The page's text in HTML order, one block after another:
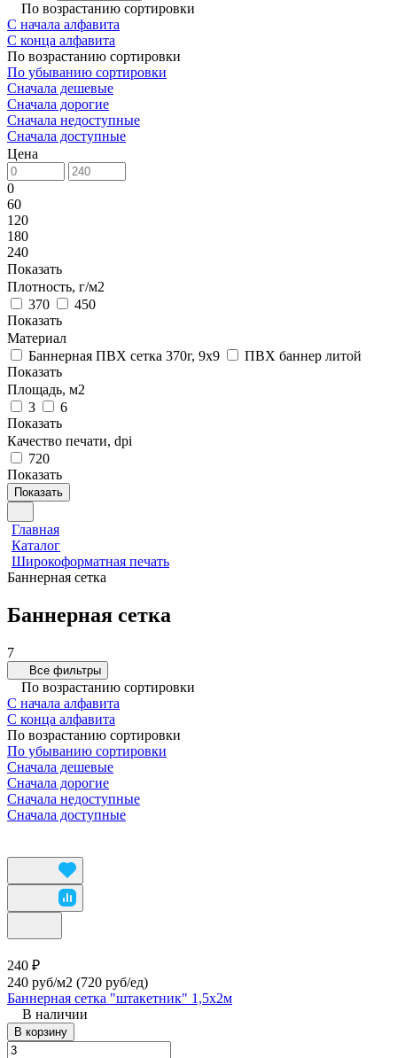
По возрастанию сортировки
С начала алфавита
С конца алфавита
По возрастанию сортировки
По убыванию сортировки
Сначала дешевые
Сначала дорогие
Сначала недоступные
Сначала доступные
Цена
0
60
120
180
240
Показать
Плотность, г/м2
370
450
Показать
Материал
Баннерная ПВХ сетка 370г, 9х9
ПВХ баннер литой
Показать
Площадь, м2
3
6
Показать
Качество печати, dpi
720
Показать
Показать
Главная
Каталог
Широкоформатная печать
Баннерная сетка
Баннерная сетка
7
Все фильтры
По возрастанию сортировки
С начала алфавита
С конца алфавита
По возрастанию сортировки
По убыванию сортировки
Сначала дешевые
Сначала дорогие
Сначала недоступные
Сначала доступные
240 ₽
240 руб/м2 (720 руб/eд)
Баннерная сетка "штакетник" 1,5х2м
В наличии
В корзину